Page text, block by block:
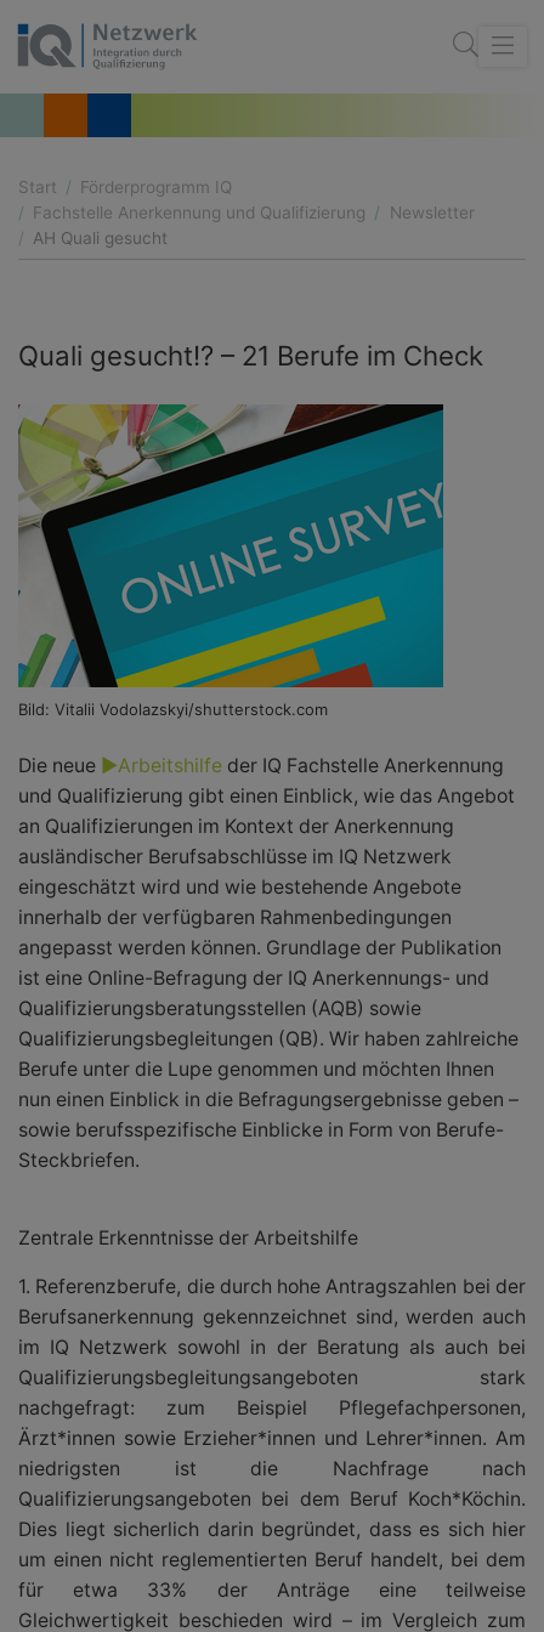
Start
Förderprogramm IQ
Fachstelle Anerkennung und Qualifizierung
Newsletter
AH Quali gesucht
Quali gesucht!? – 21 Berufe im Check
Bild: Vitalii Vodolazskyi/shutterstock.com
Die neue ►Arbeitshilfe der IQ Fachstelle Anerkennung
und Qualifizierung gibt einen Einblick, wie das Angebot
an Qualifizierungen im Kontext der Anerkennung
ausländischer Berufsabschlüsse im IQ Netzwerk
eingeschätzt wird und wie bestehende Angebote
innerhalb der verfügbaren Rahmenbedingungen
angepasst werden können. Grundlage der Publikation
ist eine Online-Befragung der IQ Anerkennungs- und
Qualifizierungsberatungsstellen (AQB) sowie
Qualifizierungsbegleitungen (QB). Wir haben zahlreiche
Berufe unter die Lupe genommen und möchten Ihnen
nun einen Einblick in die Befragungsergebnisse geben –
sowie berufsspezifische Einblicke in Form von Berufe-
Steckbriefen.
Zentrale Erkenntnisse der Arbeitshilfe
1. Referenzberufe, die durch hohe Antragszahlen bei der
Berufsanerkennung gekennzeichnet sind, werden auch
im IQ Netzwerk sowohl in der Beratung als auch bei
Qualifizierungsbegleitungsangeboten stark
nachgefragt: zum Beispiel Pflegefachpersonen,
Ärzt*innen sowie Erzieher*innen und Lehrer*innen. Am
niedrigsten ist die Nachfrage nach
Qualifizierungsangeboten bei dem Beruf Koch*Köchin.
Dies liegt sicherlich darin begründet, dass es sich hier
um einen nicht reglementierten Beruf handelt, bei dem
für etwa 33% der Anträge eine teilweise
Gleichwertigkeit beschieden wird – im Vergleich zum